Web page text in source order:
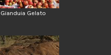
Gianduia Gelato